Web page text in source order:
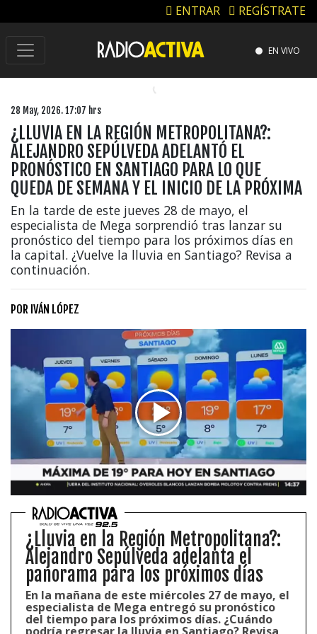
ENTRAR REGÍSTRATE
EN VIVO
28 May, 2026. 17:07 hrs
¿LLUVIA EN LA REGIÓN METROPOLITANA?:
ALEJANDRO SEPÚLVEDA ADELANTÓ EL
PRONÓSTICO EN SANTIAGO PARA LO QUE
QUEDA DE SEMANA Y EL INICIO DE LA PRÓXIMA
En la tarde de este jueves 28 de mayo, el
especialista de Mega sorprendió tras lanzar su
pronóstico del tiempo para los próximos días en
la capital. ¿Vuelve la lluvia en Santiago? Revisa a
continuación.
POR IVÁN LÓPEZ
¿Lluvia en la Región Metropolitana?:
Alejandro Sepúlveda adelanta el
panorama para los próximos días
En la mañana de este miércoles 27 de mayo, el
especialista de Mega entregó su pronóstico
del tiempo para los próximos días. ¿Cuándo